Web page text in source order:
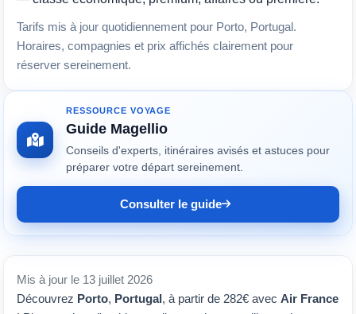
Tarifs mis à jour quotidiennement pour Porto, Portugal.
Horaires, compagnies et prix affichés clairement pour
réserver sereinement.
RESSOURCE VOYAGE
Guide Magellio
Conseils d'experts, itinéraires avisés et astuces pour
préparer votre départ sereinement.
Consulter le guide
Mis à jour le 13 juillet 2026
Découvrez Porto, Portugal, à partir de 282€ avec Air France